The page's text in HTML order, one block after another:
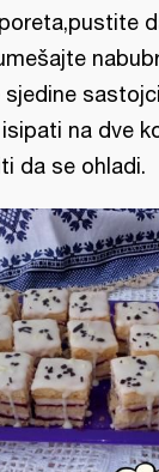
sjedine
na dve
da se ohladi.